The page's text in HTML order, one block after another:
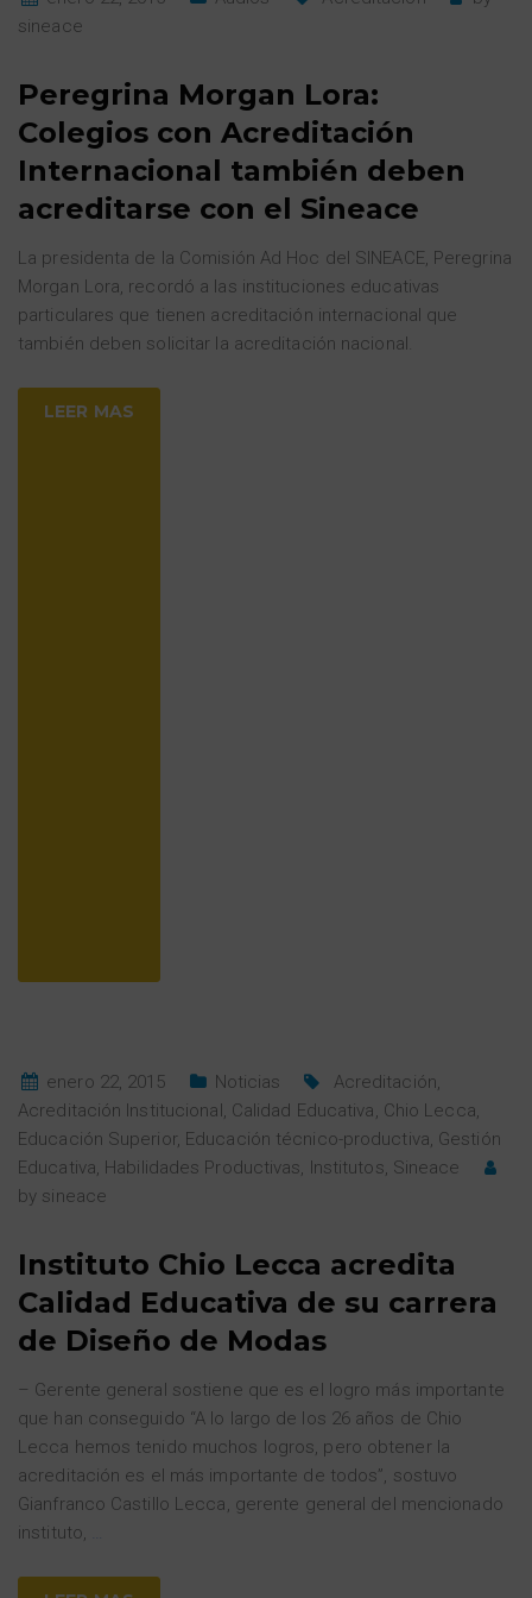
sineace
Peregrina Morgan Lora:
Colegios con Acreditación
Internacional también deben
acreditarse con el Sineace
La presidenta de la Comisión Ad Hoc del SINEACE, Peregrina
Morgan Lora, recordó a las instituciones educativas
particulares que tienen acreditación internacional que
también deben solicitar la acreditación nacional.
LEER MAS
enero 22, 2015 Noticias Acreditación,
Acreditación Institucional, Calidad Educativa, Chio Lecca,
Educación Superior, Educación técnico-productiva, Gestión
Educativa, Habilidades Productivas, Institutos, Sineace
by sineace
Instituto Chio Lecca acredita
Calidad Educativa de su carrera
de Diseño de Modas
– Gerente general sostiene que es el logro más importante
que han conseguido “A lo largo de los 26 años de Chio
Lecca hemos tenido muchos logros, pero obtener la
acreditación es el más importante de todos”, sostuvo
Gianfranco Castillo Lecca, gerente general del mencionado
instituto,